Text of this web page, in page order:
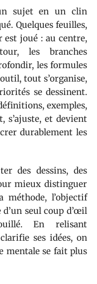
sujet en un clin
Quelques feuilles,
est joué : au centre,
les branches
les formules
tout s’organise,
se dessinent.
exemples,
s’ajuste, et devient
durablement les
des dessins, des
mieux distinguer
méthode, l’objectif
seul coup d’œil
En relisant
ses idées, on
mentale se fait plus